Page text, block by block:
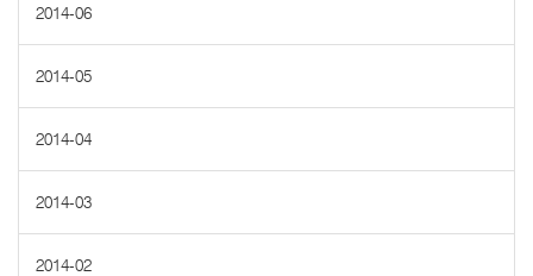
2014-06
2014-05
2014-04
2014-03
2014-02